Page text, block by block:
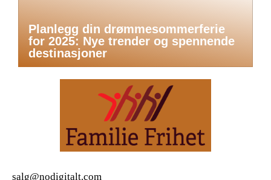
Planlegg din drømmesommerferie
for 2025: Nye trender og spennende
destinasjoner
salg@nodigitalt.com